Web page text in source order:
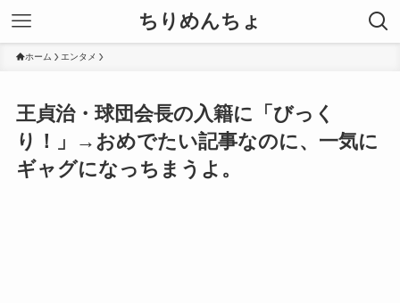
ちりめんちょ
ホーム エンタメ
王貞治・球団会長の入籍に「びっく
り！」→おめでたい記事なのに、一気に
ギャグになっちまうよ。